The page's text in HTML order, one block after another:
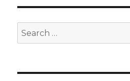
Search
for: